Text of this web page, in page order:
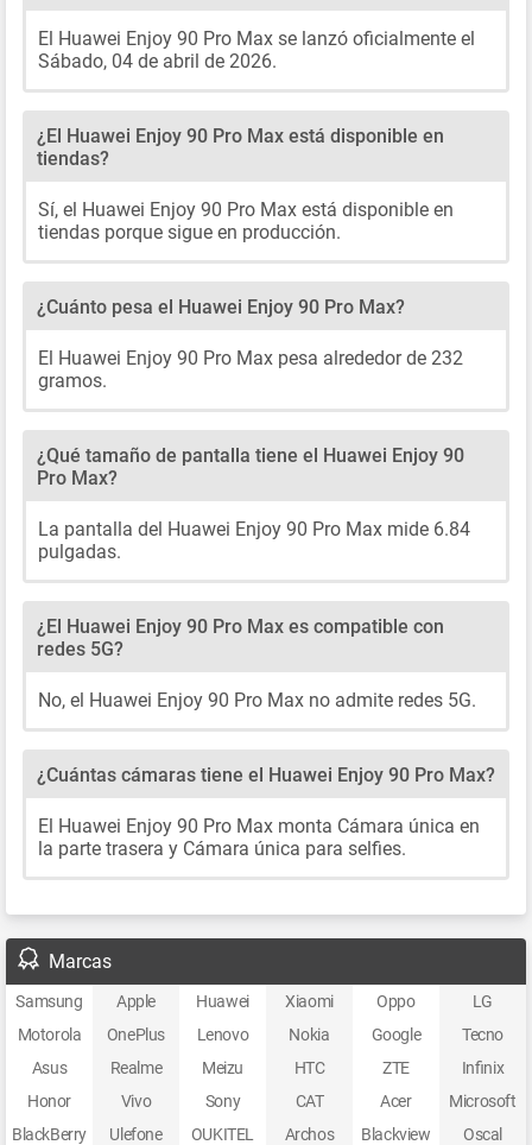
El Huawei Enjoy 90 Pro Max se lanzó oficialmente el
Sábado, 04 de abril de 2026.
¿El Huawei Enjoy 90 Pro Max está disponible en
tiendas?
Sí, el Huawei Enjoy 90 Pro Max está disponible en
tiendas porque sigue en producción.
¿Cuánto pesa el Huawei Enjoy 90 Pro Max?
El Huawei Enjoy 90 Pro Max pesa alrededor de 232
gramos.
¿Qué tamaño de pantalla tiene el Huawei Enjoy 90
Pro Max?
La pantalla del Huawei Enjoy 90 Pro Max mide 6.84
pulgadas.
¿El Huawei Enjoy 90 Pro Max es compatible con
redes 5G?
No, el Huawei Enjoy 90 Pro Max no admite redes 5G.
¿Cuántas cámaras tiene el Huawei Enjoy 90 Pro Max?
El Huawei Enjoy 90 Pro Max monta Cámara única en
la parte trasera y Cámara única para selfies.
Marcas
Samsung Apple Huawei Xiaomi Oppo
LG
Motorola
OnePlus Lenovo Nokia Google
Tecno
Asus
Realme Meizu HTC ZTE
Infinix
Honor
Vivo Sony CAT Acer
Microsoft
BlackBerry
Ulefone OUKITEL Archos Blackview
Oscal